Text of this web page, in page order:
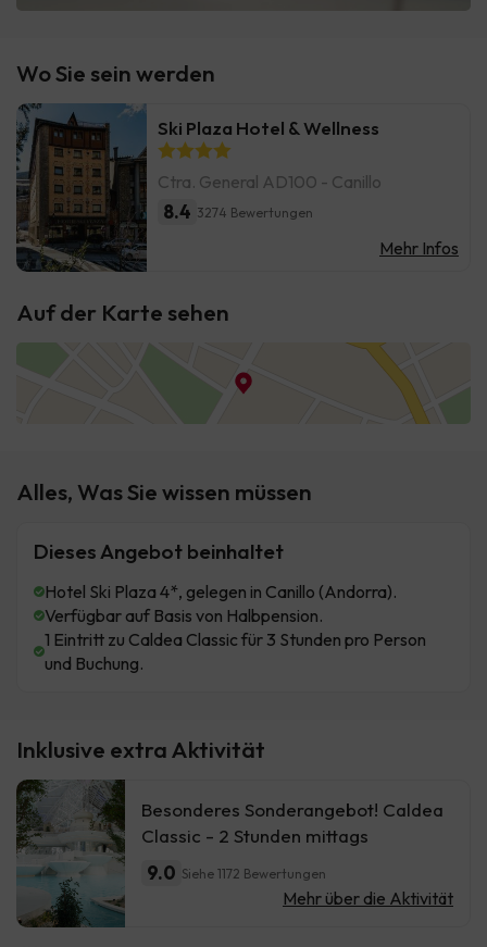
Wo Sie sein werden
Ski Plaza Hotel & Wellness
Ctra. General AD100 - Canillo
8.4 3274 Bewertungen
Mehr Infos
Auf der Karte sehen
Alles, Was Sie wissen müssen
Dieses Angebot beinhaltet
Hotel Ski Plaza 4*, gelegen in Canillo (Andorra).
Verfügbar auf Basis von Halbpension.
1 Eintritt zu Caldea Classic für 3 Stunden pro Person
und Buchung.
Inklusive extra Aktivität
Besonderes Sonderangebot! Caldea
Classic - 2 Stunden mittags
9.0 Siehe 1172 Bewertungen
Mehr über die Aktivität